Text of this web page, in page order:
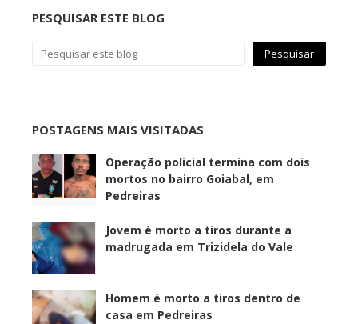
PESQUISAR ESTE BLOG
POSTAGENS MAIS VISITADAS
Operação policial termina com dois
mortos no bairro Goiabal, em
Pedreiras
Jovem é morto a tiros durante a
madrugada em Trizidela do Vale
Homem é morto a tiros dentro de
casa em Pedreiras